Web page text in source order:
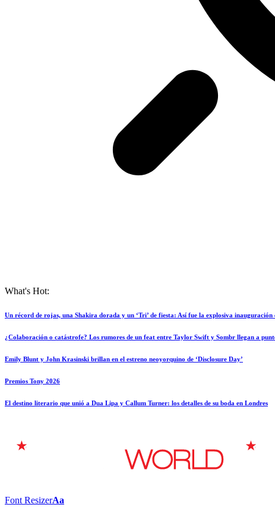
What's Hot:
Un récord de rojas, una Shakira dorada y un ‘Tri’ de fiesta: Así fue la explosiva
¿Colaboración o catástrofe? Los rumores de un feat entre Taylor Swift y Sombr llegan a
Emily Blunt y John Krasinski brillan en el estreno neoyorquino de ‘Disclosure Day’
Premios Tony 2026
El destino literario que unió a Dua Lipa y Callum Turner: los detalles de su boda en Londres
Font ResizerAa